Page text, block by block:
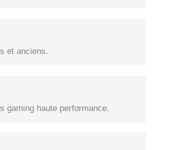
et anciens.
gaming haute performance.